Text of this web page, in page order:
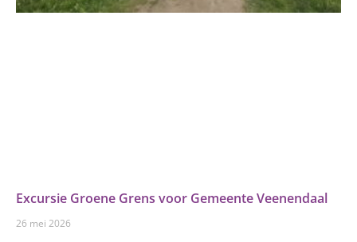
Excursie Groene Grens voor Gemeente Veenendaal
26 mei 2026